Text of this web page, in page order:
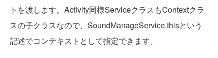
トを渡します。Activity同様ServiceクラスもContextクラ
スの子クラスなので、SoundManageService.thisという
記述でコンテキストとして指定できます。